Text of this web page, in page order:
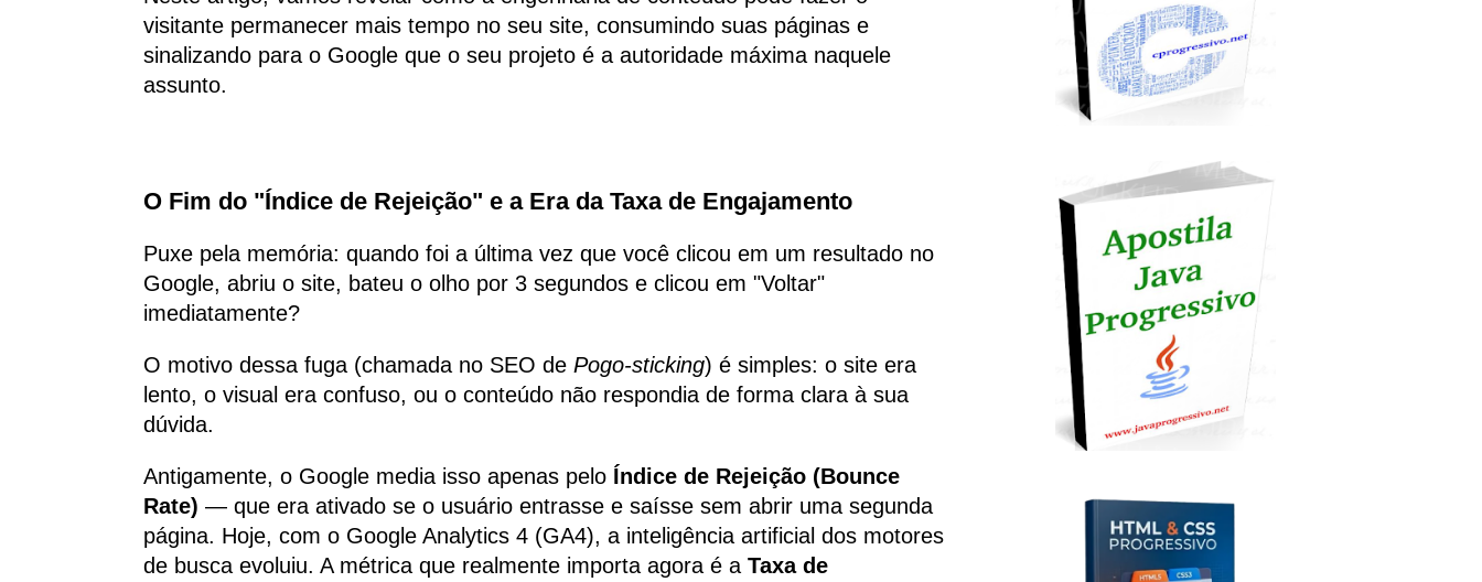
visitante permanecer mais tempo no seu site, consumindo suas páginas e
sinalizando para o Google que o seu projeto é a autoridade máxima naquele
assunto.
O Fim do "Índice de Rejeição" e a Era da Taxa de Engajamento
Puxe pela memória: quando foi a última vez que você clicou em um resultado no
Google, abriu o site, bateu o olho por 3 segundos e clicou em "Voltar"
imediatamente?
O motivo dessa fuga (chamada no SEO de Pogo-sticking) é simples: o site era
lento, o visual era confuso, ou o conteúdo não respondia de forma clara à sua
dúvida.
Antigamente, o Google media isso apenas pelo Índice de Rejeição (Bounce
Rate) — que era ativado se o usuário entrasse e saísse sem abrir uma segunda
página. Hoje, com o Google Analytics 4 (GA4), a inteligência artificial dos motores
de busca evoluiu. A métrica que realmente importa agora é a Taxa de